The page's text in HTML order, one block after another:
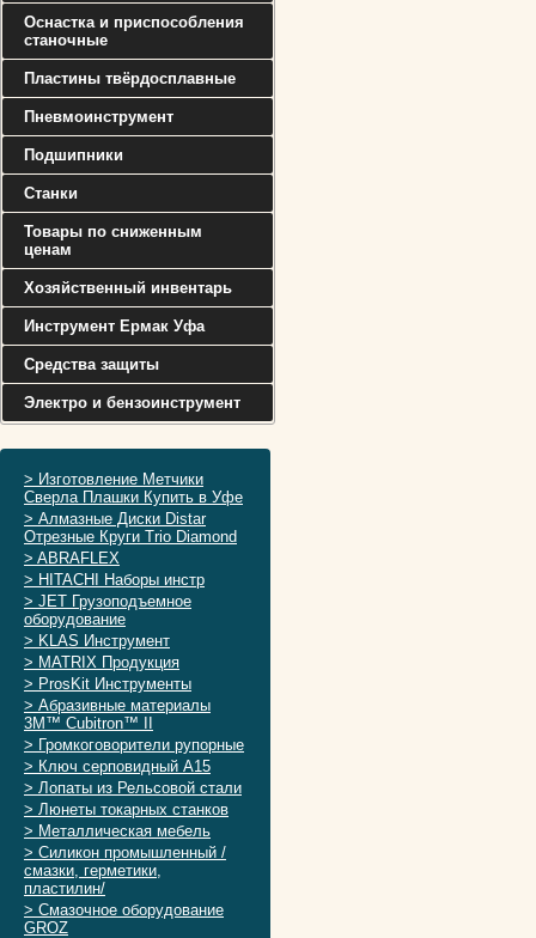
Оснастка и приспособления
станочные
Пластины твёрдосплавные
Пневмоинструмент
Подшипники
Станки
Товары по сниженным
ценам
Хозяйственный инвентарь
Инструмент Ермак Уфа
Средства защиты
Электро и бензоинструмент
> Изготовление Метчики
Сверла Плашки Купить в Уфе
> Алмазные Диски Distar
Отрезные Круги Trio Diamond
> ABRAFLEX
> HITACHI Наборы инстр
> JET Грузоподъемное
оборудование
> KLAS Инструмент
> MATRIX Продукция
> ProsKit Инструменты
> Абразивные материалы
3M™ Cubitron™ II
> Громкоговорители рупорные
> Ключ серповидный А15
> Лопаты из Рельсовой стали
> Люнеты токарных станков
> Металлическая мебель
> Силикон промышленный /
смазки, герметики,
пластилин/
> Смазочное оборудование
GROZ